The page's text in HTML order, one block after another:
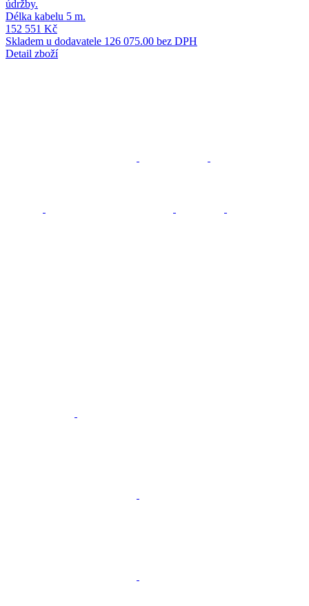
údržby.
Délka kabelu 5 m.
152 551 Kč
Skladem u dodavatele 126 075.00 bez DPH
Detail zboží